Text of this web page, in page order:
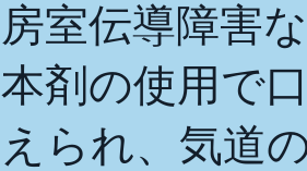
房室伝導障害
本剤の使用で
えられ、気道